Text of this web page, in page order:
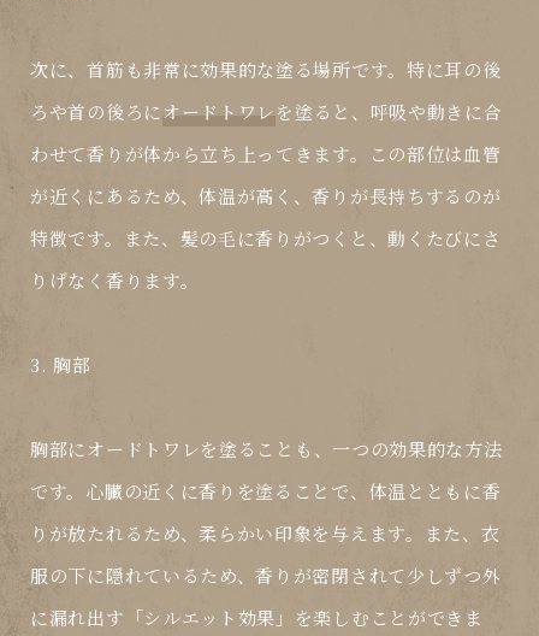
次に、首筋も非常に効果的な塗る場所です。特に耳の後
ろや首の後ろにオードトワレを塗ると、呼吸や動きに合
わせて香りが体から立ち上ってきます。この部位は血管
が近くにあるため、体温が高く、香りが長持ちするのが
特徴です。また、髪の毛に香りがつくと、動くたびにさ
りげなく香ります。
3. 胸部
胸部にオードトワレを塗ることも、一つの効果的な方法
です。心臓の近くに香りを塗ることで、体温とともに香
りが放たれるため、柔らかい印象を与えます。また、衣
服の下に隠れているため、香りが密閉されて少しずつ外
に漏れ出す「シルエット効果」を楽しむことができま